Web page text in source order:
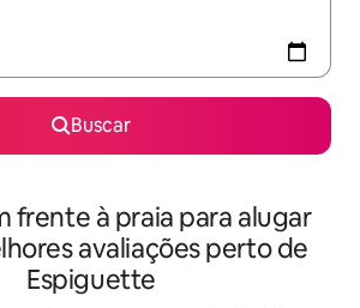
Buscar
frente à praia para alugar
avaliações perto de
Espiguette